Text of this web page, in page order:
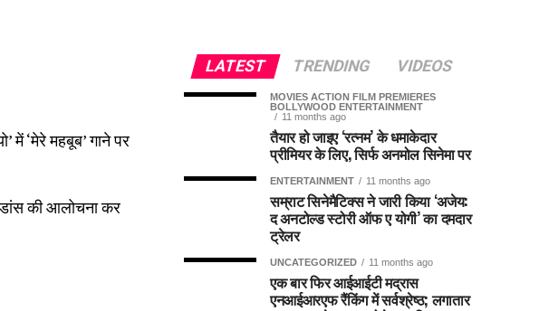
में ‘मेरे महबूब’ गाने पर
की आलोचना कर
LATEST TRENDING VIDEOS
MOVIES ACTION FILM PREMIERES
BOLLYWOOD ENTERTAINMENT
11 months ago
तैयार हो जाइए ‘रत्नम’ के धमाकेदार
प्रीमियर के लिए, सिर्फ अनमोल सिनेमा पर
ENTERTAINMENT 11 months ago
सम्राट सिनेमैटिक्स ने जारी किया ‘अजेय:
द अनटोल्ड स्टोरी ऑफ ए योगी’ का दमदार
ट्रेलर
UNCATEGORIZED 11 months ago
एक बार फिर आईआईटी मद्रास
एनआईआरएफ रैंकिंग में सर्वश्रेष्ठ; लगातार